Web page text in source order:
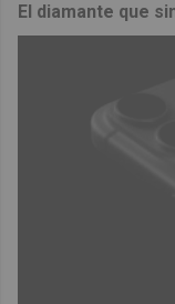
El diamante que